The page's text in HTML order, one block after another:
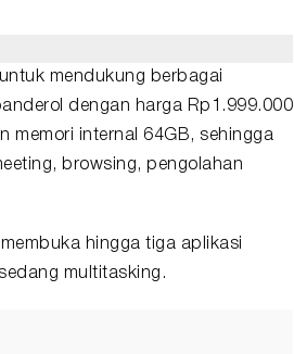
mendukung berbagai
dengan harga Rp1.999.000
memori internal 64GB, sehingga
browsing, pengolahan
hingga tiga aplikasi
multitasking.